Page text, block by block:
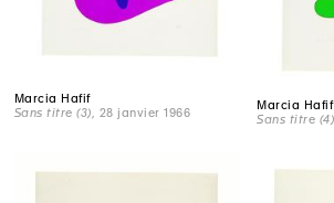
Marcia Hafif
Sans titre (3) , 28 janvier 1966
Marcia Hafif
Sans titre (4)